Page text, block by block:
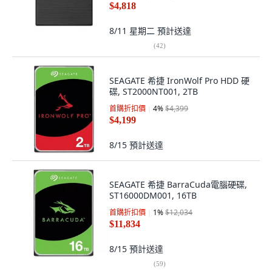
$4,818
8/11 星期二 預計送達
(42)
SEAGATE 希捷 IronWolf Pro HDD 硬
碟, ST2000NT001, 2TB
首購折扣價 4%$4,399
$4,199
8/15 預計送達
SEAGATE 希捷 BarraCuda電腦硬碟,
ST16000DM001, 16TB
首購折扣價 1%$12,034
$11,834
8/15 預計送達
(59)